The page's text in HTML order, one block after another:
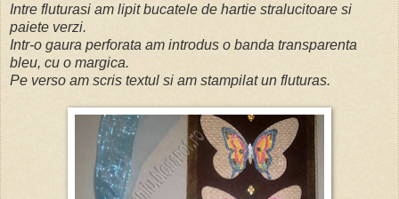
Intre fluturasi am lipit bucatele de hartie stralucitoare si
paiete verzi.
Intr-o gaura perforata am introdus o banda transparenta
bleu, cu o margica.
Pe verso am scris textul si am stampilat un fluturas.